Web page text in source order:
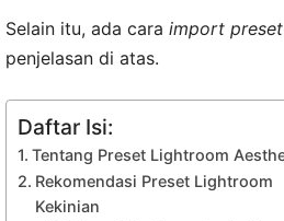
Selain itu, ada cara import preset
penjelasan di atas.
Daftar Isi:
Tentang Preset Lightroom
Rekomendasi Preset Lightroom
Kekinian